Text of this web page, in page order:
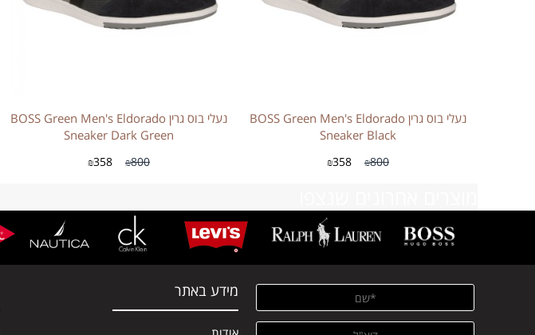
נעלי בוס גרין BOSS Green Men's Eldorado
Sneaker Black
₪800
₪358
נעלי בוס גרין BOSS Green Men's Eldorado
Sneaker Dark Green
₪800
₪358
מידע באתר